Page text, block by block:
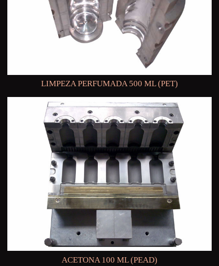
LIMPEZA PERFUMADA 500 ML (PET)
ACETONA 100 ML (PEAD)